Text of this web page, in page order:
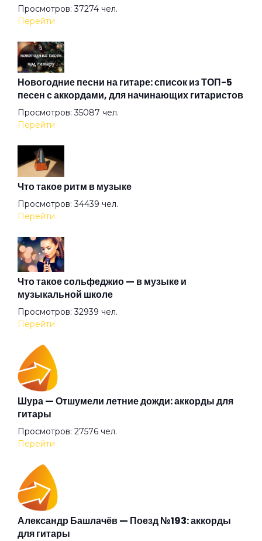
Не говори больше о любви
Небо и кровь
Нелюбовь
Новогодняя песня
О тебе
О том
Один шаг
Он улетел
Он чужой
Осень-осень
Отбой
Просмотров: 37274 чел.
Перейти
Новогодние песни на гитаре: список из ТОП-5
песен с аккордами, для начинающих гитаристов
Просмотров: 35087 чел.
Перейти
Что такое ритм в музыке
Просмотров: 34439 чел.
Перейти
Что такое сольфеджио — в музыке и
музыкальной школе
Просмотров: 32939 чел.
Перейти
Шура — Отшумели летние дожди: аккорды для
гитары
Просмотров: 27576 чел.
Перейти
Александр Башлачёв — Поезд №193: аккорды
для гитары